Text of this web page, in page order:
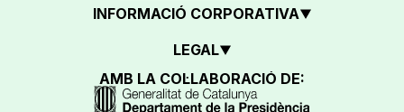
INFORMACIÓ CORPORATIVA
LEGAL
AMB LA COL·LABORACIÓ DE: